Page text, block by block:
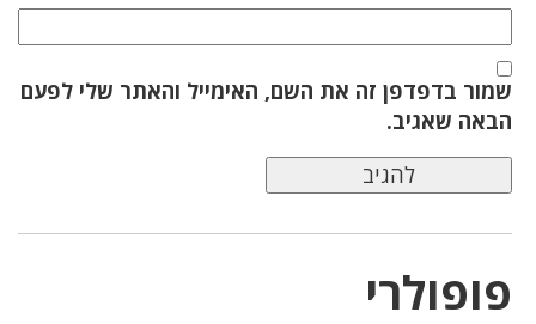
שמור בדפדפן זה את השם, האימייל והאתר שלי לפעם
הבאה שאגיב.
פופולרי